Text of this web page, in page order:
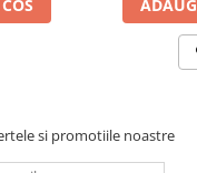
- whiteboard
si promotiile noastre